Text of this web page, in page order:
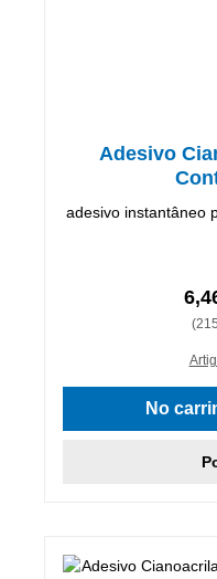
Adesivo
adesivo instantâneo
No